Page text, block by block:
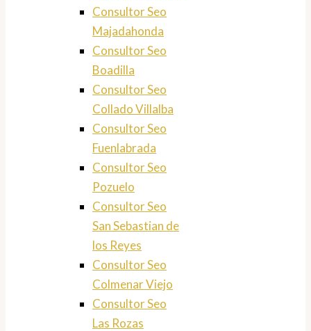
Consultor Seo
Majadahonda
Consultor Seo
Boadilla
Consultor Seo
Collado Villalba
Consultor Seo
Fuenlabrada
Consultor Seo
Pozuelo
Consultor Seo
San Sebastian de
los Reyes
Consultor Seo
Colmenar Viejo
Consultor Seo
Las Rozas